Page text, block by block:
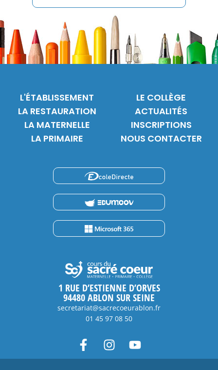
L'ÉTABLISSEMENT
LA RESTAURATION
LA MATERNELLE
LA PRIMAIRE
LE COLLÈGE
ACTUALITÉS
INSCRIPTIONS
NOUS CONTACTER
1 RUE D’ESTIENNE D’ORVES
94480 ABLON SUR SEINE
secretariat@sacrecoeurablon.fr
01 45 97 08 50